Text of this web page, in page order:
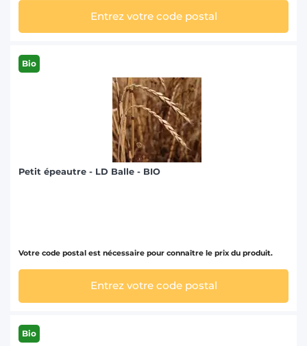
Entrez votre code postal
Bio
Petit épeautre - LD Balle - BIO
Votre code postal est nécessaire pour connaître le prix du produit.
Entrez votre code postal
Bio